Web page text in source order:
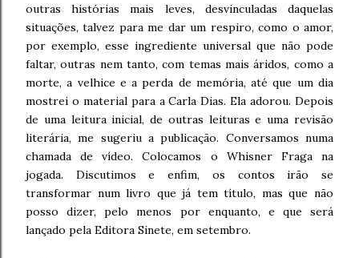
outras histórias mais leves, desvinculadas daquelas
situações, talvez para me dar um respiro, como o amor,
por exemplo, esse ingrediente universal que não pode
faltar, outras nem tanto, com temas mais áridos, como a
morte, a velhice e a perda de memória, até que um dia
mostrei o material para a Carla Dias. Ela adorou. Depois
de uma leitura inicial, de outras leituras e uma revisão
literária, me sugeriu a publicação. Conversamos numa
chamada de vídeo. Colocamos o Whisner Fraga na
jogada. Discutimos e enfim, os contos irão se
transformar num livro que já tem título, mas que não
posso dizer, pelo menos por enquanto, e que será
lançado pela Editora Sinete, em setembro.